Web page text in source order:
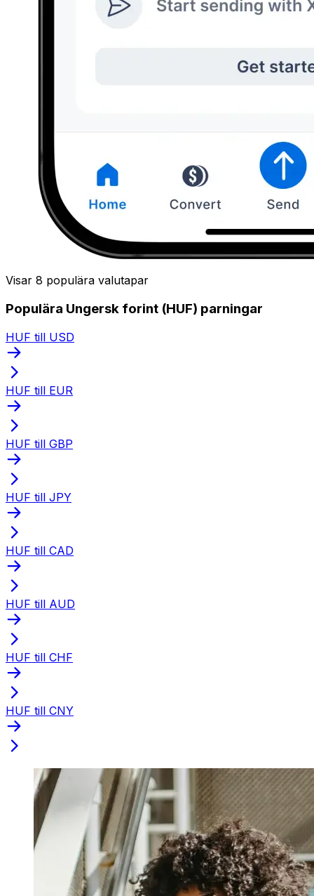
Visar 8 populära valutapar
Populära Ungersk forint (HUF) parningar
HUF till USD
HUF till EUR
HUF till GBP
HUF till JPY
HUF till CAD
HUF till AUD
HUF till CHF
HUF till CNY